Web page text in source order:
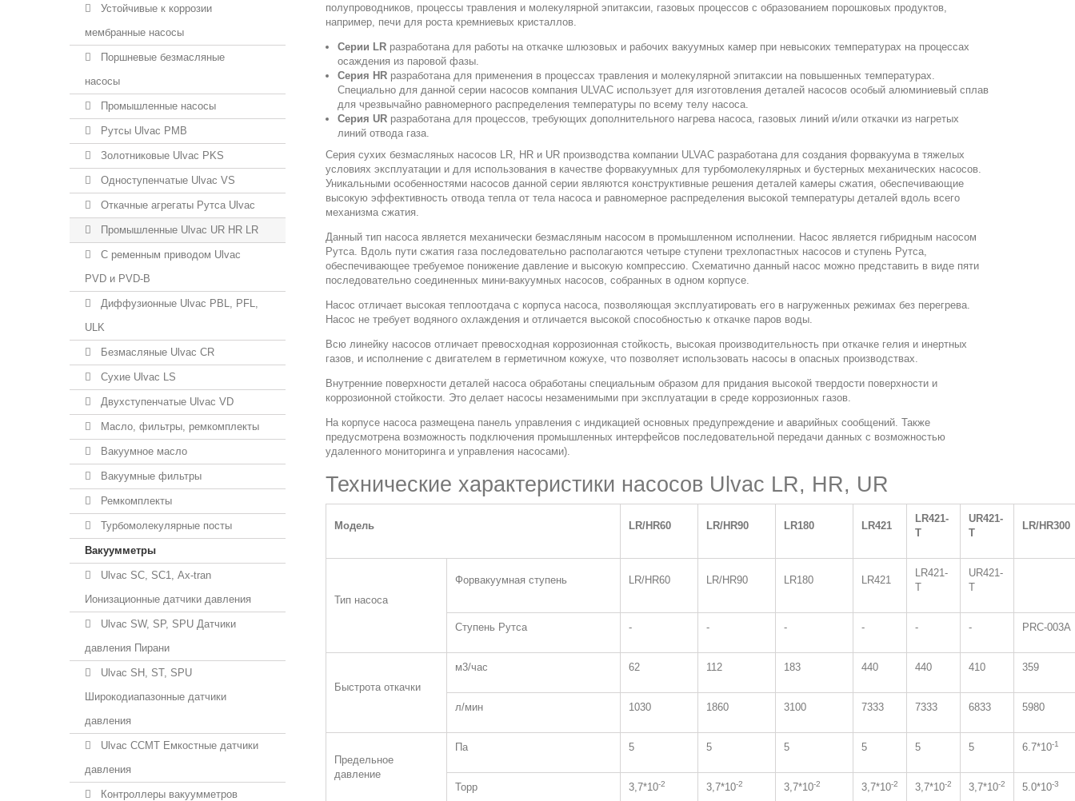
Устойчивые к коррозии
мембранные насосы
Поршневые безмасляные
насосы
Промышленные насосы
Рутсы Ulvac PMB
Золотниковые Ulvac PKS
Одноступенчатые Ulvac VS
Откачные агрегаты Рутса Ulvac
Промышленные Ulvac UR HR LR
С ременным приводом Ulvac
PVD и PVD-B
Диффузионные Ulvac PBL, PFL,
ULK
Безмасляные Ulvac CR
Сухие Ulvac LS
Двухступенчатые Ulvac VD
Масло, фильтры, ремкомплекты
Вакуумное масло
Вакуумные фильтры
Ремкомплекты
Турбомолекулярные посты
Вакуумметры
Ulvac SC, SС1, Ax-tran
Ионизационные датчики давления
Ulvac SW, SP, SPU Датчики
давления Пирани
Ulvac SH, ST, SPU
Широкодиапазонные датчики
давления
Ulvac CCMT Емкостные датчики
давления
Контроллеры вакуумметров
полупроводников, процессы травления и молекулярной эпитаксии, газовых процессов с образованием порошковых продуктов,
например, печи для роста кремниевых кристаллов.
Серии LR разработана для работы на откачке шлюзовых и рабочих вакуумных камер при невысоких температурах на процессах
осаждения из паровой фазы.
Серия HR разработана для применения в процессах травления и молекулярной эпитаксии на повышенных температурах.
Специально для данной серии насосов компания ULVAC использует для изготовления деталей насосов особый алюминиевый сплав
для чрезвычайно равномерного распределения температуры по всему телу насоса.
Серия UR разработана для процессов, требующих дополнительного нагрева насоса, газовых линий и/или откачки из нагретых
линий отвода газа.
Серия сухих безмасляных насосов LR, HR и UR производства компании ULVAC разработана для создания форвакуума в тяжелых
условиях эксплуатации и для использования в качестве форвакуумных для турбомолекулярных и бустерных механических насосов.
Уникальными особенностями насосов данной серии являются конструктивные решения деталей камеры сжатия, обеспечивающие
высокую эффективность отвода тепла от тела насоса и равномерное распределения высокой температуры деталей вдоль всего
механизма сжатия.
Данный тип насоса является механически безмасляным насосом в промышленном исполнении. Насос является гибридным насосом
Рутса. Вдоль пути сжатия газа последовательно располагаются четыре ступени трехлопастных насосов и ступень Рутса,
обеспечивающее требуемое понижение давление и высокую компрессию. Схематично данный насос можно представить в виде пяти
последовательно соединенных мини-вакуумных насосов, собранных в одном корпусе.
Насос отличает высокая теплоотдача с корпуса насоса, позволяющая эксплуатировать его в нагруженных режимах без перегрева.
Насос не требует водяного охлаждения и отличается высокой способностью к откачке паров воды.
Всю линейку насосов отличает превосходная коррозионная стойкость, высокая производительность при откачке гелия и инертных
газов, и исполнение с двигателем в герметичном кожухе, что позволяет использовать насосы в опасных производствах.
Внутренние поверхности деталей насоса обработаны специальным образом для придания высокой твердости поверхности и
коррозионной стойкости. Это делает насосы незаменимыми при эксплуатации в среде коррозионных газов.
На корпусе насоса размещена панель управления с индикацией основных предупреждение и аварийных сообщений. Также
предусмотрена возможность подключения промышленных интерфейсов последовательной передачи данных с возможностью
удаленного мониторинга и управления насосами).
Технические характеристики насосов Ulvac LR, HR, UR
Модель LR/HR60 LR/HR90 LR180 LR421
LR421-
T
UR421-
T
LR/HR300
Тип насоса
Форвакуумная ступень LR/HR60 LR/HR90 LR180 LR421
LR421-
T
UR421-
T
Ступень Рутса - - - - - - PRC-003A
Быстрота откачки
м3/час 62 112 183 440 440 410 359
л/мин 1030 1860 3100 7333 7333 6833 5980
Предельное
давление
Па 5 5 5 5 5 5 6.7*10-1
Торр 3,7*10-2 3,7*10-2 3,7*10-2 3,7*10-2 3,7*10-2 3,7*10-2 5.0*10-3